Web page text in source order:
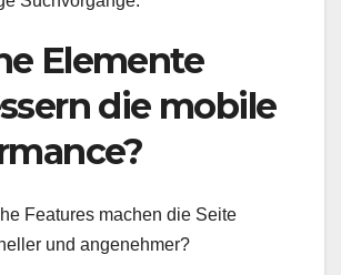
Elemente
die mobile
Features machen die Seite
und angenehmer?